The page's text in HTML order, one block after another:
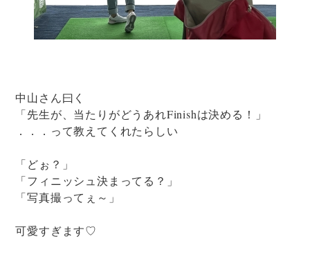
中山さん曰く
「先生が、当たりがどうあれFinishは決める！」
．．．って教えてくれたらしい
「どぉ？」
「フィニッシュ決まってる？」
「写真撮ってぇ～」
可愛すぎます♡